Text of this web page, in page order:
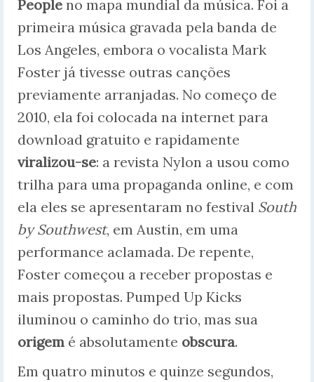
People no mapa mundial da música. Foi a
primeira música gravada pela banda de
Los Angeles, embora o vocalista Mark
Foster já tivesse outras canções
previamente arranjadas. No começo de
2010, ela foi colocada na internet para
download gratuito e rapidamente
viralizou-se: a revista Nylon a usou como
trilha para uma propaganda online, e com
ela eles se apresentaram no festival South
by Southwest, em Austin, em uma
performance aclamada. De repente,
Foster começou a receber propostas e
mais propostas. Pumped Up Kicks
iluminou o caminho do trio, mas sua
origem é absolutamente obscura.
Em quatro minutos e quinze segundos,